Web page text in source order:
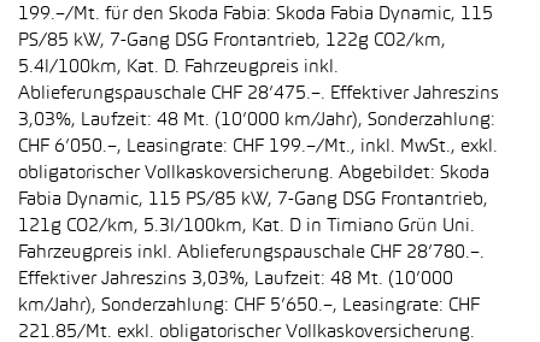
199.–/Mt. für den Skoda Fabia: Skoda Fabia Dynamic, 115
PS/85 kW, 7-Gang DSG Frontantrieb, 122g CO2/km,
5.4l/100km, Kat. D. Fahrzeugpreis inkl.
Ablieferungspauschale CHF 28’475.–. Effektiver Jahreszins
3,03%, Laufzeit: 48 Mt. (10’000 km/Jahr), Sonderzahlung:
CHF 6’050.–, Leasingrate: CHF 199.–/Mt., inkl. MwSt., exkl.
obligatorischer Vollkaskoversicherung. Abgebildet: Skoda
Fabia Dynamic, 115 PS/85 kW, 7-Gang DSG Frontantrieb,
121g CO2/km, 5.3l/100km, Kat. D in Timiano Grün Uni.
Fahrzeugpreis inkl. Ablieferungspauschale CHF 28’780.–.
Effektiver Jahreszins 3,03%, Laufzeit: 48 Mt. (10’000
km/Jahr), Sonderzahlung: CHF 5’650.–, Leasingrate: CHF
221.85/Mt. exkl. obligatorischer Vollkaskoversicherung.